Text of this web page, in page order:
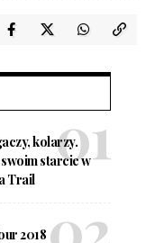
kolarzy.
starcie w
Trail
2018